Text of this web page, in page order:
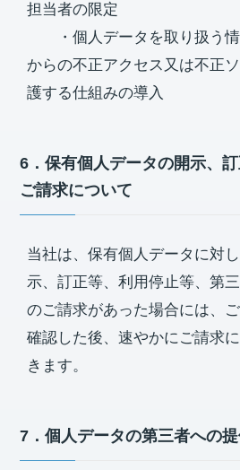
担当者の限定
・個人データを取り扱う
からの不正アクセス又は不正
護する仕組みの導入
6．保有個人データの開示、
ご請求について
当社は、保有個人データに対
示、訂正等、利用停止等、第
のご請求があった場合には、
確認した後、速やかにご請求
きます。
7．個人データの第三者への